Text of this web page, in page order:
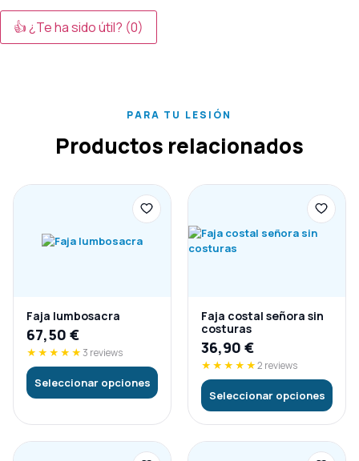
👍 ¿Te ha sido útil? (0)
PARA TU LESIÓN
Productos relacionados
Faja lumbosacra
67,50 €
★★★★★3 reviews
Seleccionar opciones
Faja costal señora sin
costuras
36,90 €
★★★★★2 reviews
Seleccionar opciones